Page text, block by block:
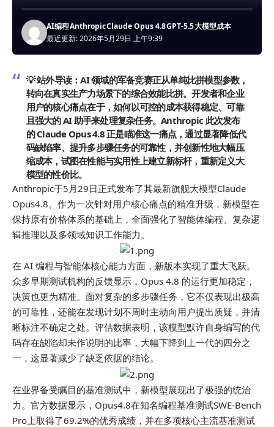
最近更新: 2026年5月29日 上午9:39
AI编程AnthropicClaude Opus 4.8GPT-5.5大模型成本
💡 站外导读：AI 领域的军备竞赛正从单纯比拼模型参数，
转向在真实生产力场景下的综合效能比拼。开发者和企业
用户的核心痛点在于，如何以可控的成本获得稳定、可靠
且强大的 AI 助手来处理复杂任务。Anthropic 此次发布
的 Claude Opus 4.8 正是瞄准这一痛点，通过显著降低代
码缺陷率、提升多步骤任务的可靠性，并创新性地大幅压
缩成本，试图在性能与实用性上建立新标杆，重新定义大
模型的性价比。
Anthropic于5月29日正式发布了其最新旗舰大模型Claude
Opus4.8。作为一次针对用户核心痛点的精准升级，新模型在
保持原有价格体系的基础上，全面强化了智能体编程、复杂逻
辑推理以及多领域知识工作能力。
在 AI 编程与智能体核心能力方面，新版本实现了重大飞跃。
众多早期测试机构的反馈显示，Opus 4.8 的运行更加稳定，
决策也更为精准。面对复杂的多步骤任务，它不仅表现出极高
的可靠性，还能在发现计划不周时主动向用户提出质疑，并清
晰标注不确定之处。评估数据表明，该模型默许自身编写的代
码存在缺陷却未作说明的比率，大幅下降到上一代的四分之
一，这显著减少了缺乏依据的结论。
在业界备受瞩目的基准测试中，新模型展现出了极强的统治
力。官方数据显示，Opus4.8在知名编程基准测试SWE-Bench
Pro上取得了69.2%的优秀成绩，并在多项核心主流基准测试